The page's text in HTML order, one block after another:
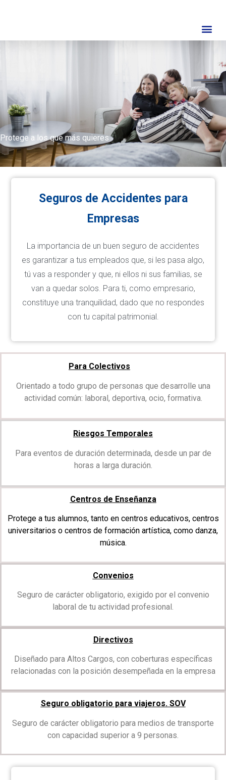
Protege a los que más quieres
Seguros de Accidentes para
Empresas
La importancia de un buen seguro de accidentes
es garantizar a tus empleados que, si les pasa algo,
tú vas a responder y que, ni ellos ni sus familias, se
van a quedar solos. Para ti, como empresario,
constituye una tranquilidad, dado que no respondes
con tu capital patrimonial.
Para Colectivos
Orientado a todo grupo de personas que desarrolle una
actividad común: laboral, deportiva, ocio, formativa.
Riesgos Temporales
Para eventos de duración determinada, desde un par de
horas a larga duración.
Centros de Enseñanza
Protege a tus alumnos, tanto en centros educativos, centros
universitarios o centros de formación artística, como danza,
música.
Convenios
Seguro de carácter obligatorio, exigido por el convenio
laboral de tu actividad profesional.
Directivos
Diseñado para Altos Cargos, con coberturas específicas
relacionadas con la posición desempeñada en la empresa
Seguro obligatorio para viajeros. SOV
Seguro de carácter obligatorio para medios de transporte
con capacidad superior a 9 personas.